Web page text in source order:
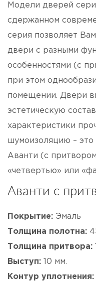
Модели дверей
сдержанном
серия позволяет
двери с разными
особенностями (с
при этом
помещении. Двери
эстетическую
характеристики
шумоизоляцию –
Аванти (с
«четвертью» или
Аванти с
Покрытие: Эмаль
Толщина полотна:
Толщина притвора:
Выступ: 10 мм.
Контур уплотнения: